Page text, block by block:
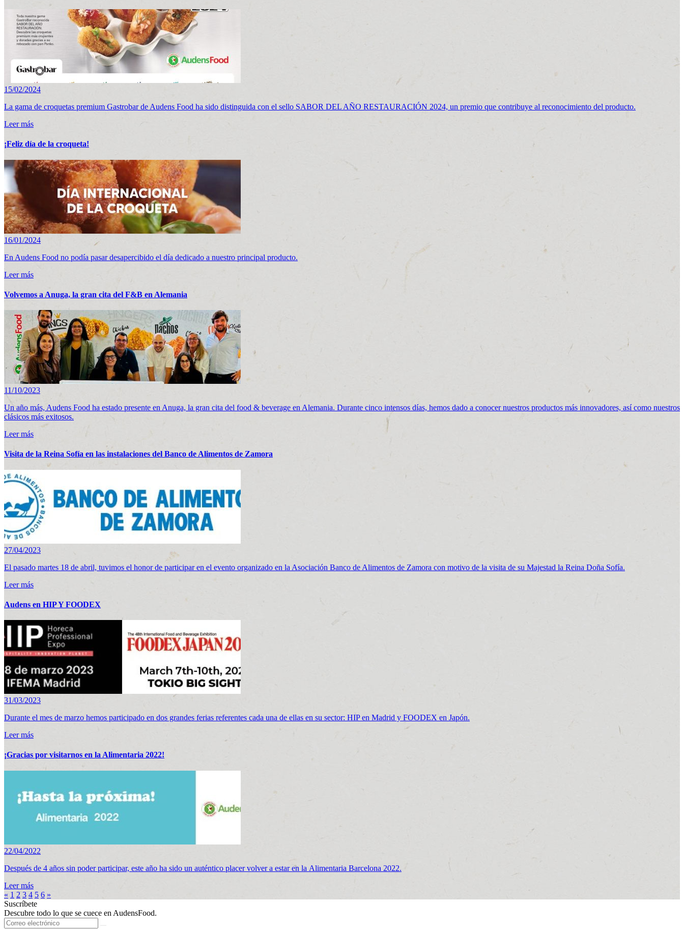
15/02/2024
La gama de croquetas premium Gastrobar de Audens Food ha sido distinguida con el sello SABOR DEL AÑO RESTAURACIÓN 2024, un premio que contribuye al reconocimiento del producto.
Leer más
¡Feliz día de la croqueta!
16/01/2024
En Audens Food no podía pasar desapercibido el día dedicado a nuestro principal producto.
Leer más
Volvemos a Anuga, la gran cita del F&B en Alemania
11/10/2023
Un año más, Audens Food ha estado presente en Anuga, la gran cita del food & beverage en Alemania. Durante cinco intensos días, hemos dado a conocer nuestros productos más innovadores, así como nuestros
clásicos más exitosos.
Leer más
Visita de la Reina Sofía en las instalaciones del Banco de Alimentos de Zamora
27/04/2023
El pasado martes 18 de abril, tuvimos el honor de participar en el evento organizado en la Asociación Banco de Alimentos de Zamora con motivo de la visita de su Majestad la Reina Doña Sofía.
Leer más
Audens en HIP Y FOODEX
31/03/2023
Durante el mes de marzo hemos participado en dos grandes ferias referentes cada una de ellas en su sector: HIP en Madrid y FOODEX en Japón.
Leer más
¡Gracias por visitarnos en la Alimentaria 2022!
22/04/2022
Después de 4 años sin poder participar, este año ha sido un auténtico placer volver a estar en la Alimentaria Barcelona 2022.
Leer más
« 1 2 3 4 5 6 »
Suscríbete
Descubre todo lo que se cuece en AudensFood.